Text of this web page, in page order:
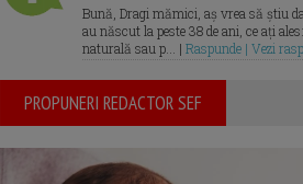
Bună, Dragi mămici, aș vrea să știu
au născut la peste 38 de ani, ce ați
naturală sau p... | Raspunde | Vezi
PROPUNERI REDACTOR SEF